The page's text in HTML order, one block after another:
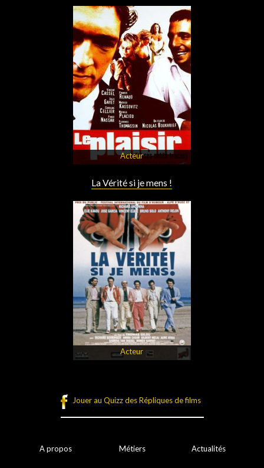
Acteur
La Vérité si je mens !
Acteur
Jouer au Quizz des Répliques de films
A propos Métiers Actualités